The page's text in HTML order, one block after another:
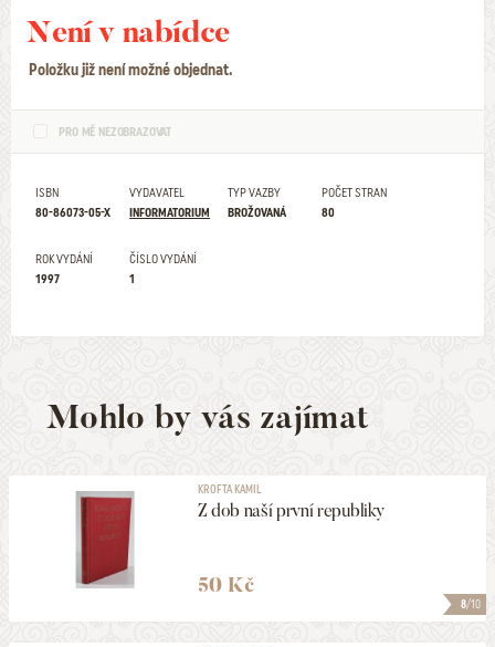
Není v nabídce
Položku již není možné objednat.
PRO MĚ NEZOBRAZOVAT
ISBN
80-86073-05-X
VYDAVATEL
INFORMATORIUM
TYP VAZBY
BROŽOVANÁ
POČET STRAN
80
ROK VYDÁNÍ
1997
ČÍSLO VYDÁNÍ
1
Mohlo by vás zajímat
8/10
KROFTA KAMIL
Z dob naší první republiky
50 Kč